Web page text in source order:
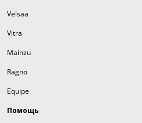
Velsaa
Vitra
Mainzu
Ragno
Equipe
Помощь